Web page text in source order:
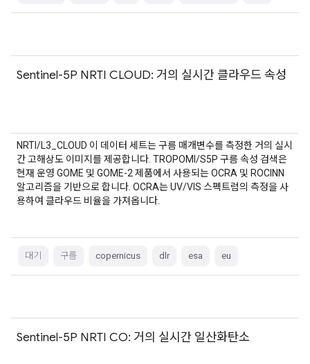
Sentinel-5P NRTI CLOUD: 거의 실시간 클라우드 속성
NRTI/L3_CLOUD 이 데이터 세트는 구름 매개변수를 측정한 거의 실시
간 고해상도 이미지를 제공합니다. TROPOMI/S5P 구름 속성 검색은
현재 운영 GOME 및 GOME-2 제품에서 사용되는 OCRA 및 ROCINN
알고리즘을 기반으로 합니다. OCRA는 UV/VIS 스펙트럼의 측정을 사
용하여 클라우드 비율을 가져옵니다.
대기 구름 copernicus dlr esa eu
Sentinel-5P NRTI CO: 거의 실시간 일산화탄소